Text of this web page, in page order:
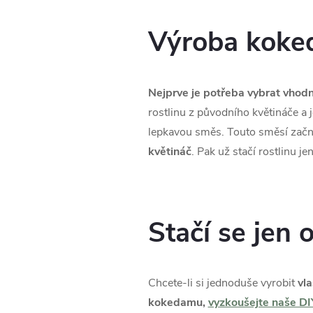
Výroba
Nejprve je potřeba vybrat
rostlinu z původního květináče a
lepkavou směs. Touto směsí
květináč. Pak už stačí rostlinu
Stačí se jen
Chcete-li si jednoduše vyrobit
kokedamu, vyzkoušejte naše